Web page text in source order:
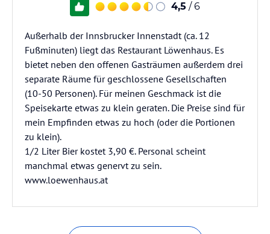
4,5 / 6
Außerhalb der Innsbrucker Innenstadt (ca. 12
Fußminuten) liegt das Restaurant Löwenhaus. Es
bietet neben den offenen Gasträumen außerdem drei
separate Räume für geschlossene Gesellschaften
(10-50 Personen). Für meinen Geschmack ist die
Speisekarte etwas zu klein geraten. Die Preise sind für
mein Empfinden etwas zu hoch (oder die Portionen
zu klein).
1/2 Liter Bier kostet 3,90 €. Personal scheint
manchmal etwas genervt zu sein.
www.loewenhaus.at